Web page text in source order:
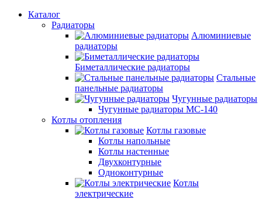
Каталог
Радиаторы
Алюминиевые
радиаторы
Биметаллические радиаторы
Стальные
панельные радиаторы
Чугунные радиаторы
Чугунные радиаторы МС-140
Котлы отопления
Котлы газовые
Котлы напольные
Котлы настенные
Двухконтурные
Одноконтурные
Котлы
электрические